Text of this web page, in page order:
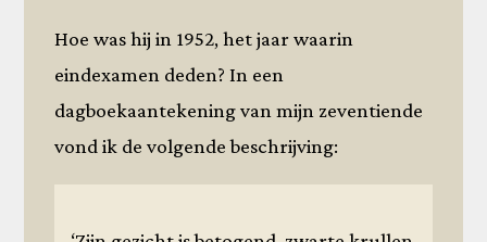
Hoe was hij in 1952, het jaar waarin
eindexamen deden? In een
dagboekaantekening van mijn zeventiende
vond ik de volgende beschrijving: